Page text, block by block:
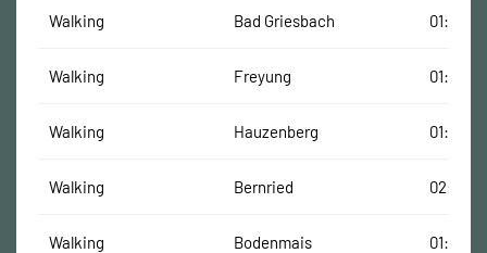
Walking Bad Griesbach
Walking Freyung
Walking Hauzenberg
Walking Bernried
Walking Bodenmais